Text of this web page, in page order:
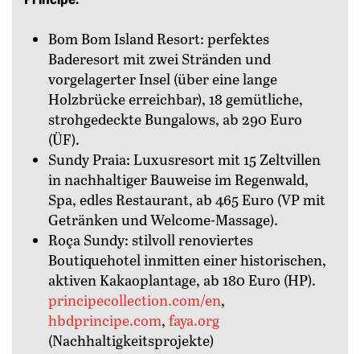
Bom Bom Island Resort: perfektes
Baderesort mit zwei Stränden und
vorgelagerter Insel (über eine lange
Holzbrücke erreichbar), 18 gemütliche,
strohgedeckte Bungalows, ab 290 Euro
(ÜF).
Sundy Praia: Luxusresort mit 15 Zeltvillen
in nachhaltiger Bauweise im Regenwald,
Spa, edles Restaurant, ab 465 Euro (VP mit
Getränken und Welcome-Massage).
Roça Sundy: stilvoll renoviertes
Boutiquehotel inmitten einer historischen,
aktiven Kakaoplantage, ab 180 Euro (HP).
principecollection.com/en,
hbdprincipe.com, faya.org
(Nachhaltigkeitsprojekte)